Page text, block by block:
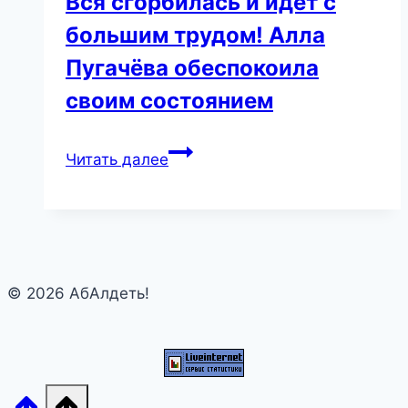
большим трудом! Алла
Пугачёва обеспокоила
своим состоянием
Читать далееВся
Пугачёва
обеспокоила
© 2026 АбАлдеть!